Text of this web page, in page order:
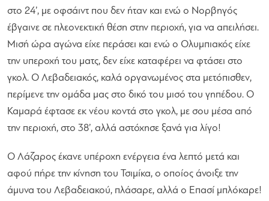
στο 24’, με οφσάιντ που δεν ήταν και ενώ ο Νορβηγός
έβγαινε σε πλεονεκτική θέση στην περιοχή, για να απειλήσει.
Μισή ώρα αγώνα είχε περάσει και ενώ ο Ολυμπιακός είχε
την υπεροχή του ματς, δεν είχε καταφέρει να φτάσει στο
γκολ. Ο Λεβαδειακός, καλά οργανωμένος στα μετόπισθεν,
περίμενε την ομάδα μας στο δικό του μισό του γηπέδου. Ο
Καμαρά έφτασε εκ νέου κοντά στο γκολ, με σου μέσα από
την περιοχή, στο 38’, αλλά αστόχησε ξανά για λίγο!
Ο Λάζαρος έκανε υπέροχη ενέργεια ένα λεπτό μετά και
αφού πήρε την κίνηση του Τσιμίκα, ο οποίος άνοιξε την
άμυνα του Λεβαδειακού, πλάσαρε, αλλά ο Επασί μπλόκαρε!